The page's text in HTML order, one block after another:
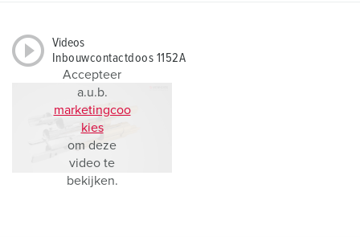
Videos
Inbouwcontactdoos 1152A
Accepteer
a.u.b.
marketingcoo
kies
om deze
video te
bekijken.